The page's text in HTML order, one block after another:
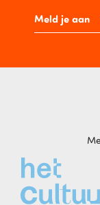
Meld je aan